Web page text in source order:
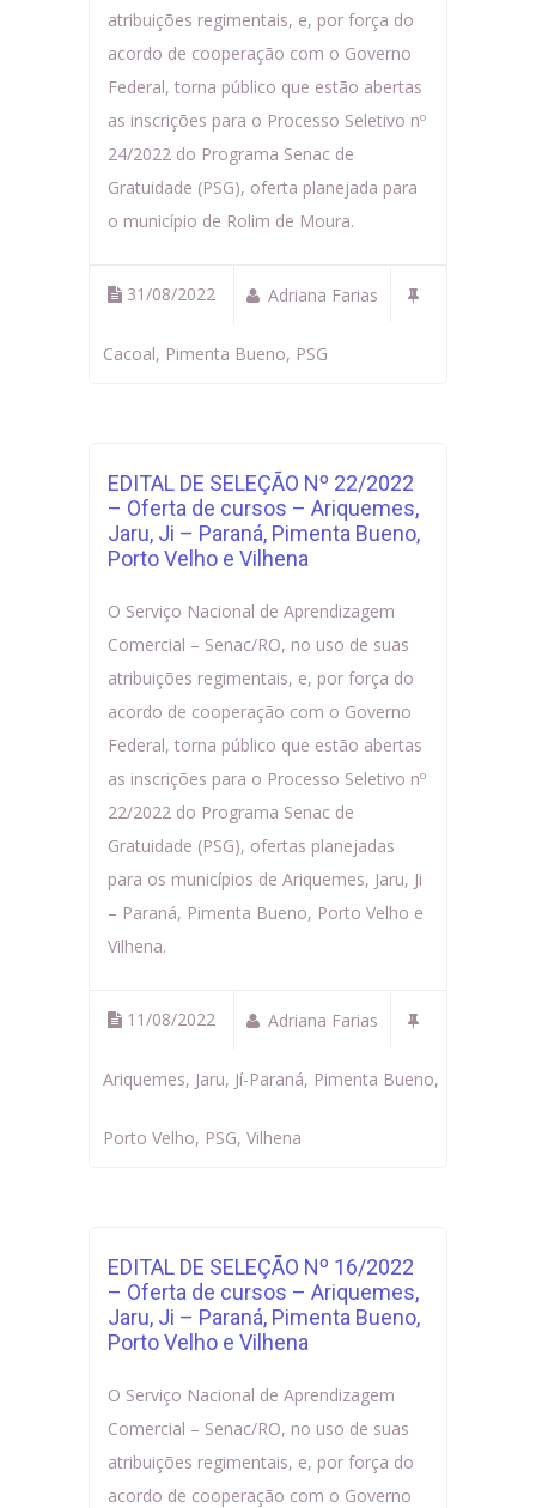
atribuições regimentais, e, por força do
acordo de cooperação com o Governo
Federal, torna público que estão abertas
as inscrições para o Processo Seletivo nº
24/2022 do Programa Senac de
Gratuidade (PSG), oferta planejada para
o município de Rolim de Moura.
31/08/2022 Adriana Farias
Cacoal, Pimenta Bueno, PSG
EDITAL DE SELEÇÃO Nº 22/2022
– Oferta de cursos – Ariquemes,
Jaru, Ji – Paraná, Pimenta Bueno,
Porto Velho e Vilhena
O Serviço Nacional de Aprendizagem
Comercial – Senac/RO, no uso de suas
atribuições regimentais, e, por força do
acordo de cooperação com o Governo
Federal, torna público que estão abertas
as inscrições para o Processo Seletivo nº
22/2022 do Programa Senac de
Gratuidade (PSG), ofertas planejadas
para os municípios de Ariquemes, Jaru, Ji
– Paraná, Pimenta Bueno, Porto Velho e
Vilhena.
11/08/2022 Adriana Farias
Ariquemes, Jaru, Jí-Paraná, Pimenta Bueno,
Porto Velho, PSG, Vilhena
EDITAL DE SELEÇÃO Nº 16/2022
– Oferta de cursos – Ariquemes,
Jaru, Ji – Paraná, Pimenta Bueno,
Porto Velho e Vilhena
O Serviço Nacional de Aprendizagem
Comercial – Senac/RO, no uso de suas
atribuições regimentais, e, por força do
acordo de cooperação com o Governo